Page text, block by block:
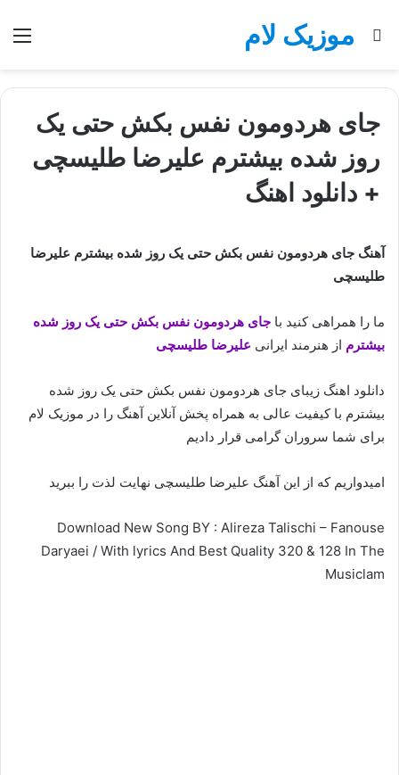
موزیک لام
جستجو
جای هردومون نفس بکش حتی یک
روز شده بیشترم علیرضا طلیسچی
+ دانلود اهنگ
آهنگ جای هردومون نفس بکش حتی یک روز شده بیشترم علیرضا
طلیسچی
ما را همراهی کنید با جای هردومون نفس بکش حتی یک روز شده
بیشترم از هنرمند ایرانی علیرضا طلیسچی
دانلود اهنگ زیبای جای هردومون نفس بکش حتی یک روز شده
بیشترم با کیفیت عالی به همراه پخش آنلاین آهنگ را در موزیک لام
برای شما سروران گرامی قرار دادیم
امیدواریم که از این آهنگ علیرضا طلیسچی نهایت لذت را ببرید
Download New Song BY : Alireza Talischi – Fanouse
Daryaei / With lyrics And Best Quality 320 & 128 In The
Musiclam